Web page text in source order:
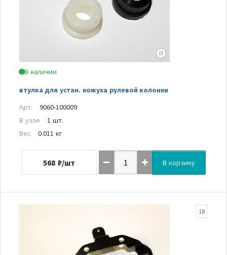
В наличии
втулка для устан. кожуха рулевой колонки
Арт.
9060-100009
В узле
1 шт.
Вес
0.011 кг
568 ₽/шт В корзину
18